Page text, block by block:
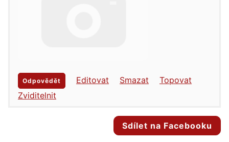
Odpovědět Editovat Smazat
Topovat
Zviditelnit
Sdílet na Facebooku